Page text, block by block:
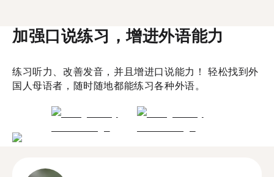
加强口说练习，增进外语能力
练习听力、改善发音，并且增进口说能力！ 轻松找到外
国人母语者，随时随地都能练习各种外语。